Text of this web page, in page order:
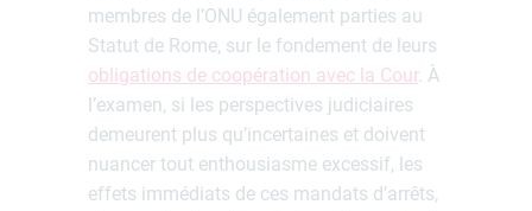
membres de l’ONU également parties au
Statut de Rome, sur le fondement de leurs
obligations de coopération avec la Cour. À
l’examen, si les perspectives judiciaires
demeurent plus qu’incertaines et doivent
nuancer tout enthousiasme excessif, les
effets immédiats de ces mandats d’arrêts,